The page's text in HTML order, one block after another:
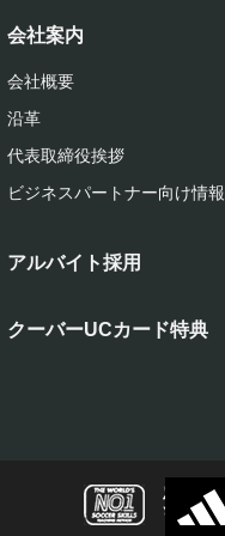
会社案内
会社概要
沿革
代表取締役挨拶
ビジネスパートナー向け情報
アルバイト採用
クーバーUCカード特典